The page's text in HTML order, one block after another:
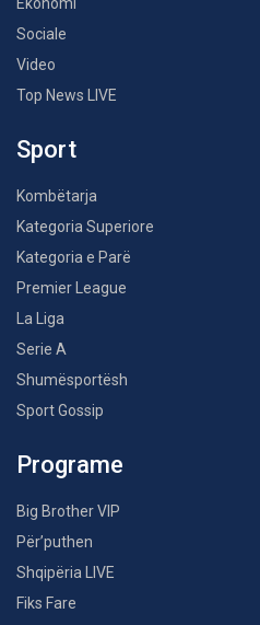
Sociale
Video
Top News LIVE
Sport
Kombëtarja
Kategoria Superiore
Kategoria e Parë
Premier League
La Liga
Serie A
Shumësportësh
Sport Gossip
Programe
Big Brother VIP
Për’puthen
Shqipëria LIVE
Fiks Fare